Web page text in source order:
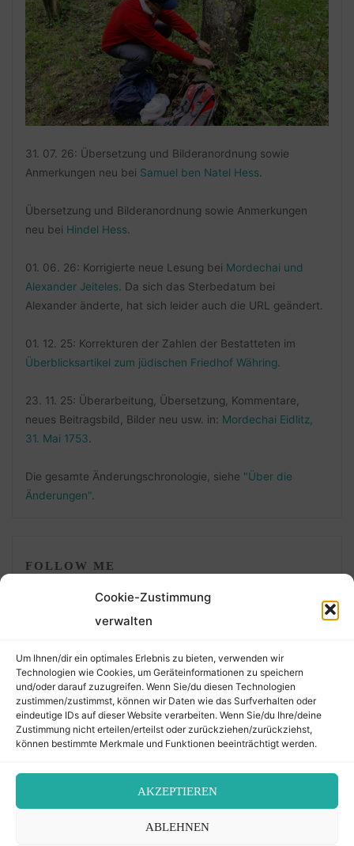
Cookie-Zustimmung
verwalten
Um Ihnen/dir ein optimales Erlebnis zu bieten, verwenden wir
Technologien wie Cookies, um Geräteinformationen zu speichern
und/oder darauf zuzugreifen. Wenn Sie/du diesen Technologien
zustimmen/zustimmst, können wir Daten wie das Surfverhalten oder
eindeutige IDs auf dieser Website verarbeiten. Wenn Sie/du Ihre/deine
Zustimmung nicht erteilen/erteilst oder zurückziehen/zurückziehst,
können bestimmte Merkmale und Funktionen beeinträchtigt werden.
AKZEPTIEREN
ABLEHNEN
31. 07. 26: Übersetzung und Bilderanordnung sowie
Anmerkungen neu bei Samuel ben Natel Hess.
Übersetzung und Bilderanordnung sowie Anmerkungen
neu bei Hindel Hess.
01. 06. 26: Korrigierte neue Lesung bei Mordechai und
Alexander Jeiteles. Da sich das Sterbedatum bei
Alexander änderte, hat sich leider auch die URL geändert.
01. 12. 25: Korrekturen der Zahlen der Bestatteten im
Überblicksartikel zum jüdischen Friedhof Währing.
23. 11. 25: Überarbeitung, Übersetzung, Kommentare,
neues Beitragsbild, Bilder neu usw. in: Mordechai Eidlitz,
31. Mai 1753.
Die gesamte Änderungschronologie, siehe "Über die
Änderungen".
FOLLOW ME
©2026 Der Transkribierer
Kontakt / Impressum
Back
to